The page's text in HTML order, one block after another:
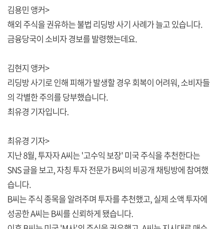
김용민 앵커>
해외 주식을 권유하는 불법 리딩방 사기 사례가 늘고 있습니다.
금융당국이 소비자 경보를 발령했는데요.
김현지 앵커>
리딩방 사기로 인해 피해가 발생할 경우 회복이 어려워, 소비자들
의 각별한 주의를 당부했습니다.
최유경 기자입니다.
최유경 기자>
지난 8월, 투자자 A씨는 '고수익 보장' 미국 주식을 추천한다는
SNS 글을 보고, 자칭 투자 전문가 B씨의 비공개 채팅방에 참여했
습니다.
B씨는 주식 종목을 알려주며 투자를 추천했고, 실제 소액 투자에
성공한 A씨는 B씨를 신뢰하게 됐습니다.